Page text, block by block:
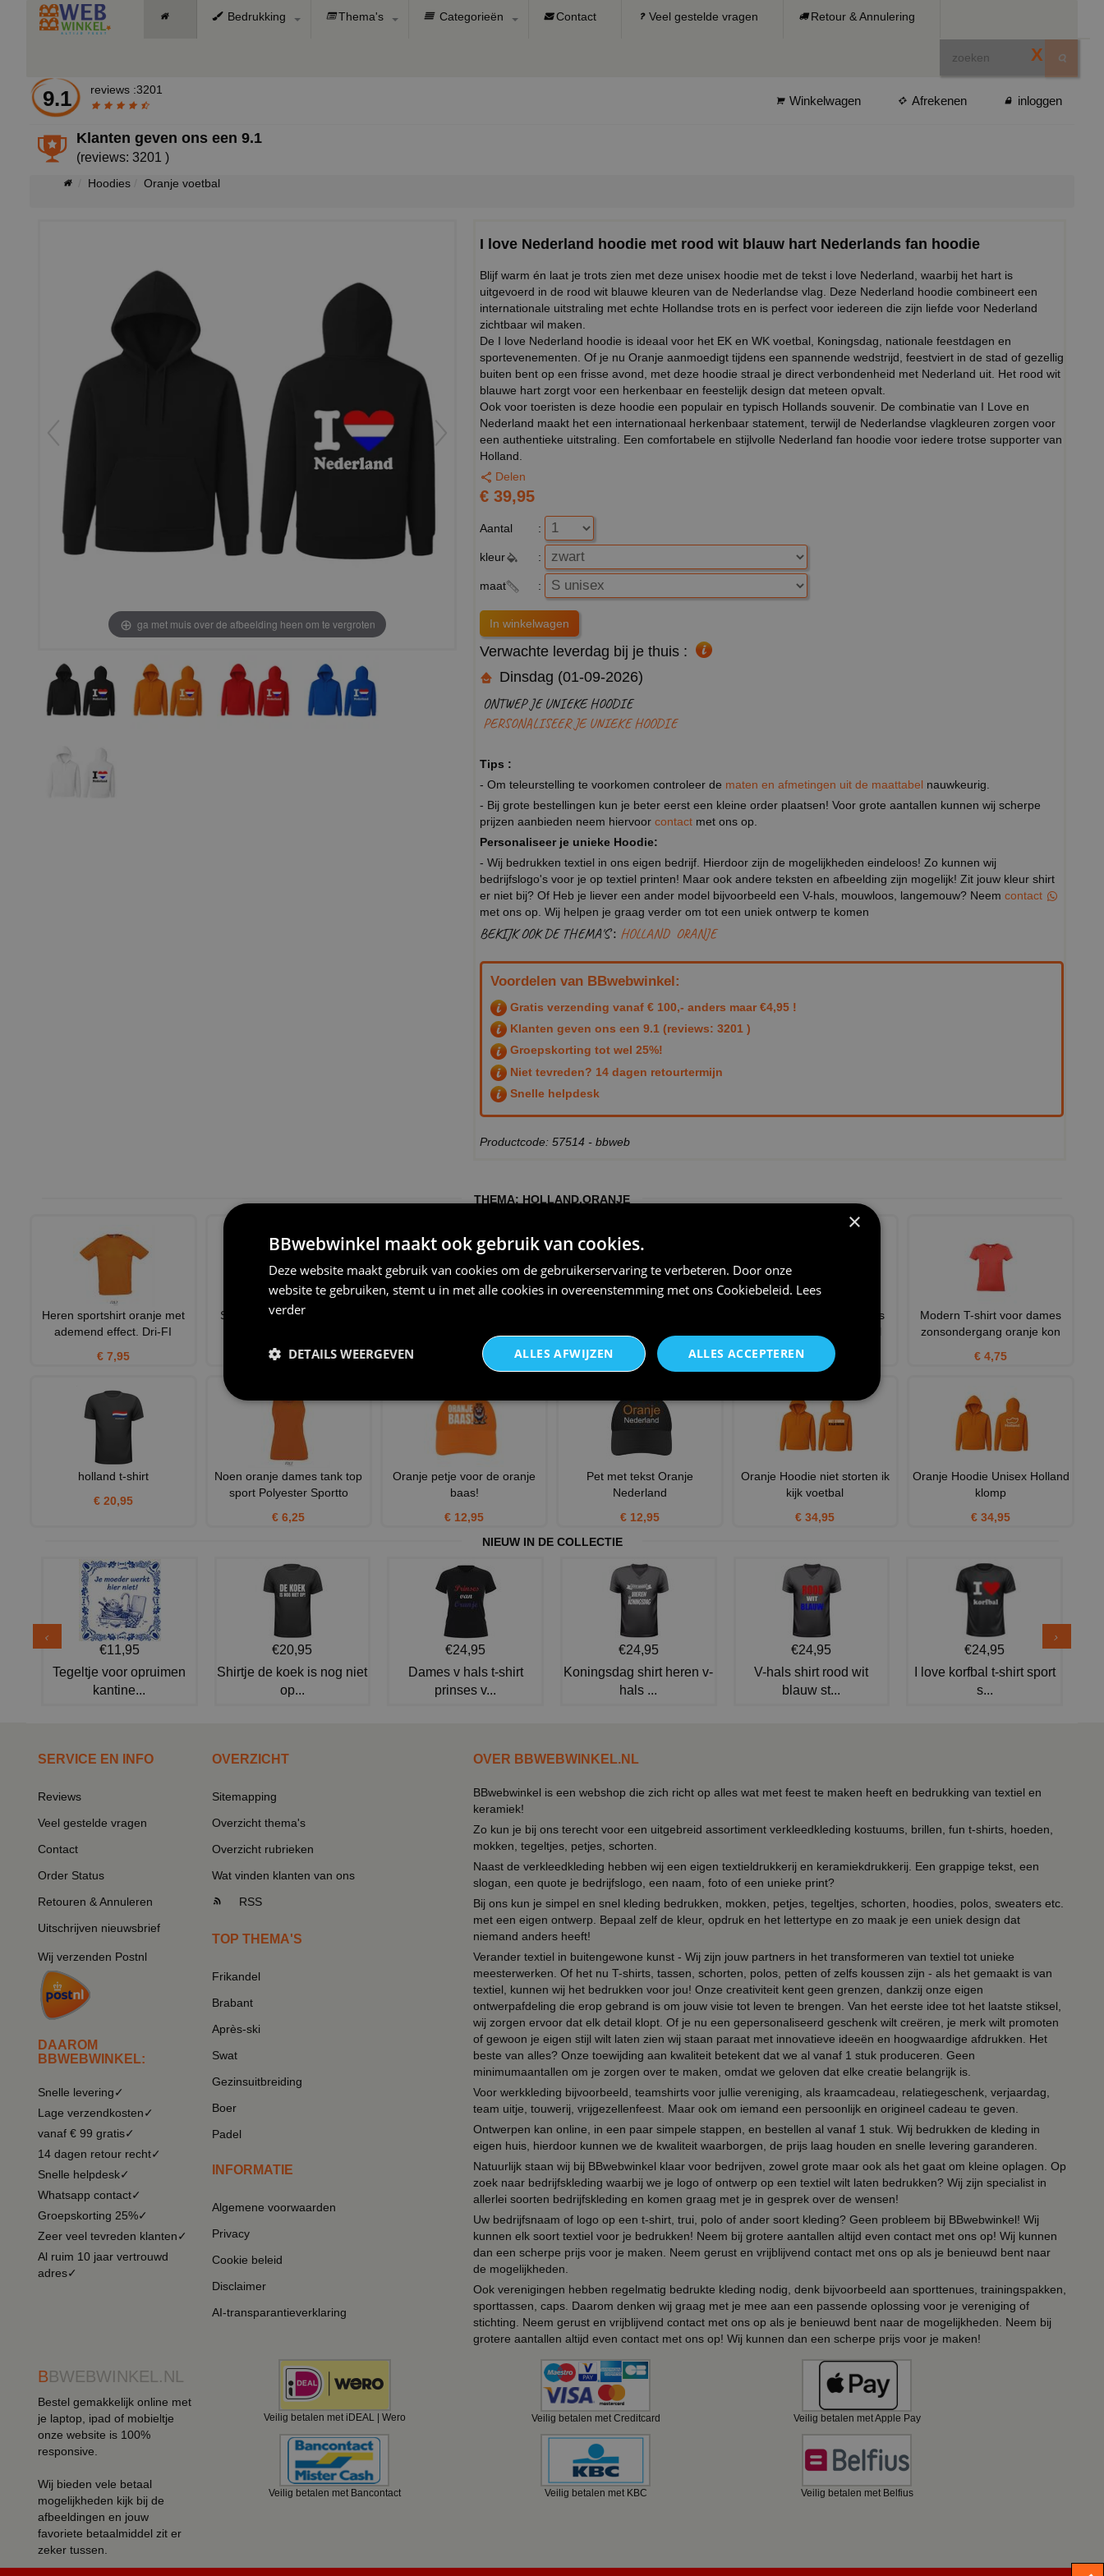
Bedrukking Thema's Categorieën Contact Veel gestelde vragen Retour & Annulering
X
9.1 reviews :3201
Winkelwagen Afrekenen inloggen
Klanten geven ons een9.1
(reviews: 3201 )
Hoodies Oranje voetbal
ga met muis over de afbeelding heen om te vergroten
I love Nederland hoodie met rood wit blauw hart Nederlands fan hoodie
Blijf warm én laat je trots zien met deze unisex hoodie met de tekst i love Nederland, waarbij het hart is
uitgevoerd in de rood wit blauwe kleuren van de Nederlandse vlag. Deze Nederland hoodie combineert een
internationale uitstraling met echte Hollandse trots en is perfect voor iedereen die zijn liefde voor Nederland
zichtbaar wil maken.
De I love Nederland hoodie is ideaal voor het EK en WK voetbal, Koningsdag, nationale feestdagen en
sportevenementen. Of je nu Oranje aanmoedigt tijdens een spannende wedstrijd, feestviert in de stad of gezellig
buiten bent op een frisse avond, met deze hoodie straal je direct verbondenheid met Nederland uit. Het rood wit
blauwe hart zorgt voor een herkenbaar en feestelijk design dat meteen opvalt.
Ook voor toeristen is deze hoodie een populair en typisch Hollands souvenir. De combinatie van I Love en
Nederland maakt het een internationaal herkenbaar statement, terwijl de Nederlandse vlagkleuren zorgen voor
een authentieke uitstraling. Een comfortabele en stijlvolle Nederland fan hoodie voor iedere trotse supporter van
Holland.
Delen
€ 39,95
Aantal :
kleur :
maat :
Verwachte leverdag bij je thuis :
Dinsdag (01-09-2026)
ONTWEP JE UNIEKE HOODIE
PERSONALISEER JE UNIEKE HOODIE
Tips :
- Om teleurstelling te voorkomen controleer de maten en afmetingen uit de maattabel nauwkeurig.
- Bij grote bestellingen kun je beter eerst een kleine order plaatsen! Voor grote aantallen kunnen wij scherpe
prijzen aanbieden neem hiervoor contact met ons op.
Personaliseer je unieke Hoodie:
- Wij bedrukken textiel in ons eigen bedrijf. Hierdoor zijn de mogelijkheden eindeloos! Zo kunnen wij
bedrijfslogo's voor je op textiel printen! Maar ook andere teksten en afbeelding zijn mogelijk! Zit jouw kleur shirt
er niet bij? Of Heb je liever een ander model bijvoorbeeld een V-hals, mouwloos, langemouw? Neem contact
met ons op. Wij helpen je graag verder om tot een uniek ontwerp te komen
BEKIJK OOK DE THEMA'S : HOLLAND ORANJE
Voordelen van BBwebwinkel:
Gratis verzending vanaf € 100,- anders maar €4,95 !
Klanten geven ons een 9.1 (reviews: 3201 )
Groepskorting tot wel 25%!
Niet tevreden? 14 dagen retourtermijn
Snelle helpdesk
Productcode: 57514 - bbweb
THEMA: HOLLAND,ORANJE
Heren sportshirt oranje met
ademend effect. Dri-FI
€ 7,95
Shirtje voor het EK Wij zijn
€ 24,95
€ 3,75
Sport T-shirt oranje dames
€ 9,95
Modern T-shirt voor dames
zonsondergang oranje kon
€ 4,75
holland t-shirt
€ 20,95
Noen oranje dames tank top
sport Polyester Sportto
€ 6,25
Oranje petje voor de oranje
baas!
€ 12,95
Pet met tekst Oranje
Nederland
€ 12,95
Oranje Hoodie niet storten ik
kijk voetbal
€ 34,95
Oranje Hoodie Unisex Holland
klomp
€ 34,95
NIEUW IN DE COLLECTIE
€11,95
Tegeltje voor opruimen
kantine...
€20,95
Shirtje de koek is nog niet
op...
€24,95
Dames v hals t-shirt
prinses v...
€24,95
Koningsdag shirt heren v-
hals ...
€24,95
V-hals shirt rood wit
blauw st...
€24,95
I love korfbal t-shirt sport
s...
SERVICE EN INFO
Reviews
Veel gestelde vragen
Contact
Order Status
Retouren & Annuleren
Uitschrijven nieuwsbrief
Wij verzenden Postnl
DAAROM
BBWEBWINKEL:
Snelle levering✓
Lage verzendkosten✓
vanaf € 99 gratis✓
14 dagen retour recht✓
Snelle helpdesk✓
Whatsapp contact✓
Groepskorting 25%✓
Zeer veel tevreden klanten✓
Al ruim 10 jaar vertrouwd
adres✓
OVERZICHT
Sitemapping
Overzicht thema's
Overzicht rubrieken
Wat vinden klanten van ons
RSS
TOP THEMA'S
Frikandel
Brabant
Après-ski
Swat
Gezinsuitbreiding
Boer
Padel
INFORMATIE
Algemene voorwaarden
Privacy
Cookie beleid
Disclaimer
AI-transparantieverklaring
OVER BBWEBWINKEL.NL
BBwebwinkel is een webshop die zich richt op alles wat met feest te maken heeft en bedrukking van textiel en
keramiek!
Zo kun je bij ons terecht voor een uitgebreid assortiment verkleedkleding kostuums, brillen, fun t-shirts, hoeden,
mokken, tegeltjes, petjes, schorten.
Naast de verkleedkleding hebben wij een eigen textieldrukkerij en keramiekdrukkerij. Een grappige tekst, een
slogan, een quote je bedrijfslogo, een naam, foto of een unieke print?
Bij ons kun je simpel en snel kleding bedrukken, mokken, petjes, tegeltjes, schorten, hoodies, polos, sweaters etc.
met een eigen ontwerp. Bepaal zelf de kleur, opdruk en het lettertype en zo maak je een uniek design dat
niemand anders heeft!
Verander textiel in buitengewone kunst - Wij zijn jouw partners in het transformeren van textiel tot unieke
meesterwerken. Of het nu T-shirts, tassen, schorten, polos, petten of zelfs koussen zijn - als het gemaakt is van
textiel, kunnen wij het bedrukken voor jou! Onze creativiteit kent geen grenzen, dankzij onze eigen
ontwerpafdeling die erop gebrand is om jouw visie tot leven te brengen. Van het eerste idee tot het laatste stiksel,
wij zorgen ervoor dat elk detail klopt. Of je nu een gepersonaliseerd geschenk wilt creëren, je merk wilt promoten
of gewoon je eigen stijl wilt laten zien wij staan paraat met innovatieve ideeën en hoogwaardige afdrukken. Het
beste van alles? Onze toewijding aan kwaliteit betekent dat we al vanaf 1 stuk produceren. Geen
minimumaantallen om je zorgen over te maken, omdat we geloven dat elke creatie belangrijk is.
Voor werkkleding bijvoorbeeld, teamshirts voor jullie vereniging, als kraamcadeau, relatiegeschenk, verjaardag,
team uitje, touwerij, vrijgezellenfeest. Maar ook om iemand een persoonlijk en origineel cadeau te geven.
Ontwerpen kan online, in een paar simpele stappen, en bestellen al vanaf 1 stuk. Wij bedrukken de kleding in
eigen huis, hierdoor kunnen we de kwaliteit waarborgen, de prijs laag houden en snelle levering garanderen.
Natuurlijk staan wij bij BBwebwinkel klaar voor bedrijven, zowel grote maar ook als het gaat om kleine oplagen. Op
zoek naar bedrijfskleding waarbij we je logo of ontwerp op een textiel wilt laten bedrukken? Wij zijn specialist in
allerlei soorten bedrijfskleding en komen graag met je in gesprek over de wensen!
Uw bedrijfsnaam of logo op een t-shirt, trui, polo of ander soort kleding? Geen probleem bij BBwebwinkel! Wij
kunnen elk soort textiel voor je bedrukken! Neem bij grotere aantallen altijd even contact met ons op! Wij kunnen
dan een scherpe prijs voor je maken. Neem gerust en vrijblijvend contact met ons op als je benieuwd bent naar
de mogelijkheden.
Ook verenigingen hebben regelmatig bedrukte kleding nodig, denk bijvoorbeeld aan sporttenues, trainingspakken,
sporttassen, caps. Daarom denken wij graag met je mee aan een passende oplossing voor je vereniging of
stichting. Neem gerust en vrijblijvend contact met ons op als je benieuwd bent naar de mogelijkheden. Neem bij
grotere aantallen altijd even contact met ons op! Wij kunnen dan een scherpe prijs voor je maken!
BBWEBWINKEL.NL
Bestel gemakkelijk online met
je laptop, ipad of mobieltje
onze website is 100%
responsive.
Wij bieden vele betaal
mogelijkheden kijk bij de
afbeeldingen en jouw
favoriete betaalmiddel zit er
zeker tussen.
Veilig betalen met iDEAL | Wero Veilig betalen met Creditcard Veilig betalen met Apple Pay
Veilig betalen met Bancontact Veilig betalen met KBC Veilig betalen met Belfius
×
BBwebwinkel maakt ook gebruik van cookies.
Deze website maakt gebruik van cookies om de gebruikerservaring te verbeteren. Door onze
website te gebruiken, stemt u in met alle cookies in overeenstemming met ons Cookiebeleid. Lees
verder
ALLES ACCEPTEREN
ALLES AFWIJZEN
DETAILS WEERGEVEN